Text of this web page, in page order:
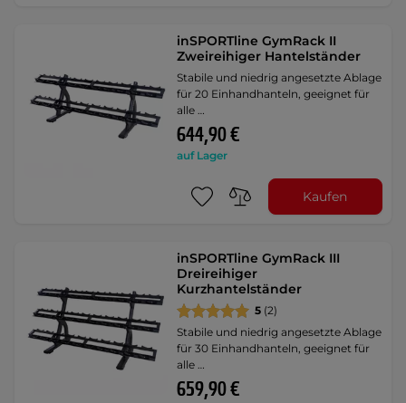
inSPORTline GymRack II
Zweireihiger Hantelständer
Stabile und niedrig angesetzte Ablage
für 20 Einhandhanteln, geeignet für
alle …
644,90 €
auf Lager
Kaufen
inSPORTline GymRack III
Dreireihiger
Kurzhantelständer
5 (2)
Stabile und niedrig angesetzte Ablage
für 30 Einhandhanteln, geeignet für
alle …
659,90 €